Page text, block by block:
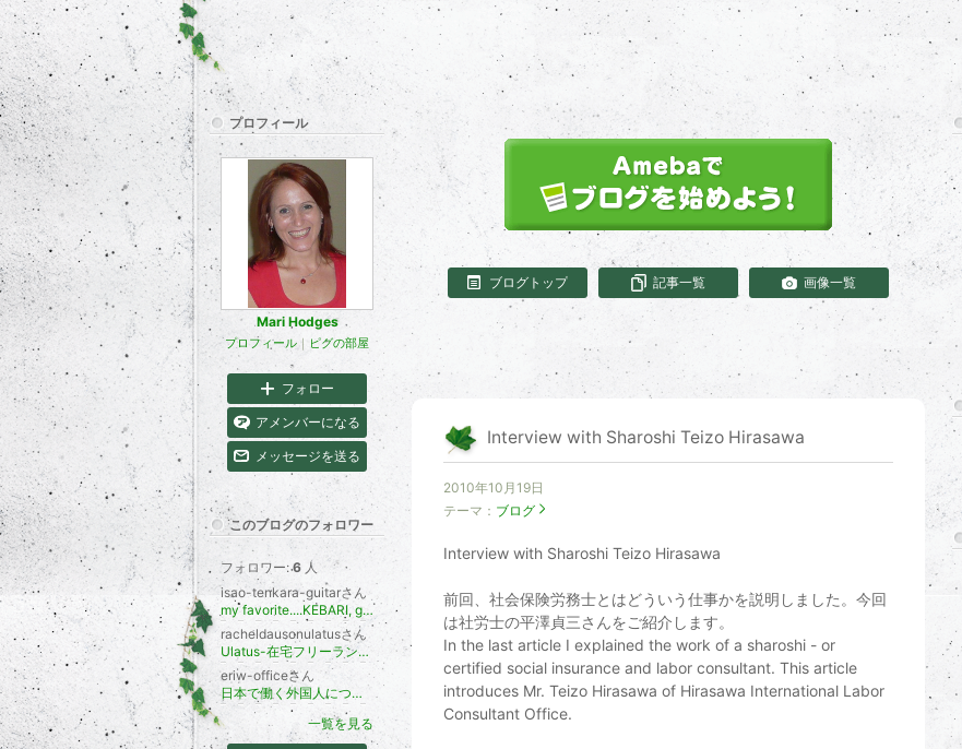
ブログトップ 記事一覧 画像一覧
Interview with Sharoshi Teizo Hirasawa
2010年10月19日
テーマ： ブログ
Interview with Sharoshi Teizo Hirasawa
前回、社会保険労務士とはどういう仕事かを説明しました。今回
は社労士の平澤貞三さんをご紹介します。
In the last article I explained the work of a sharoshi - or
certified social insurance and labor consultant. This article
introduces Mr. Teizo Hirasawa of Hirasawa International Labor
Consultant Office.
プロフィール
Mari Hodges
プロフィール ｜ ピグの部屋
フォロー
アメンバーになる
メッセージを送る
このブログのフォロワー
フォロワー:6 人
isao-tenkara-guitarさん
my favorite....KEBARI, guitar and so on
racheldausonulatusさん
Ulatus-在宅フリーランス日英翻訳者
eriw-officeさん
日本で働く外国人についてのブログ
一覧を見る